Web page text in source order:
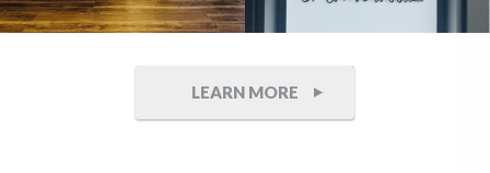
LEARN MORE